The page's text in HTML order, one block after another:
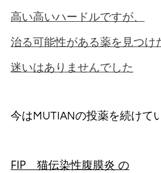
高い高いハードルですが、
治る可能性がある薬を見つけ
迷いはありませんでした
今はMUTIANの投薬を続けて
FIP 猫伝染性腹膜炎 の